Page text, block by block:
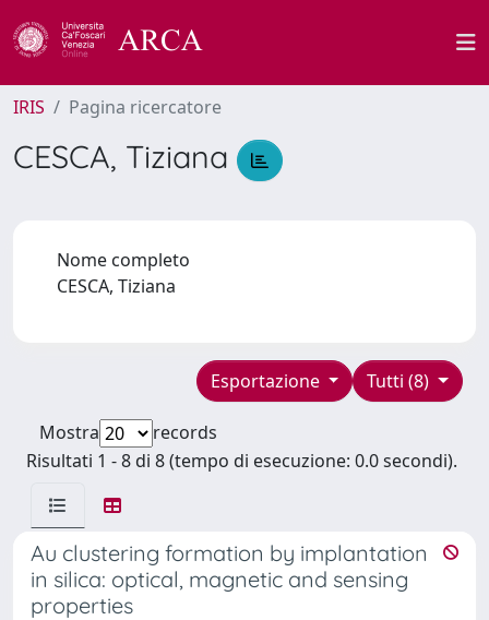
IRIS Pagina ricercatore
CESCA, Tiziana
Nome completo
CESCA, Tiziana
Tutti (8)
Esportazione
Mostra
records
Risultati 1 - 8 di 8 (tempo di esecuzione: 0.0 secondi).
Au clustering formation by implantation
in silica: optical, magnetic and sensing
properties